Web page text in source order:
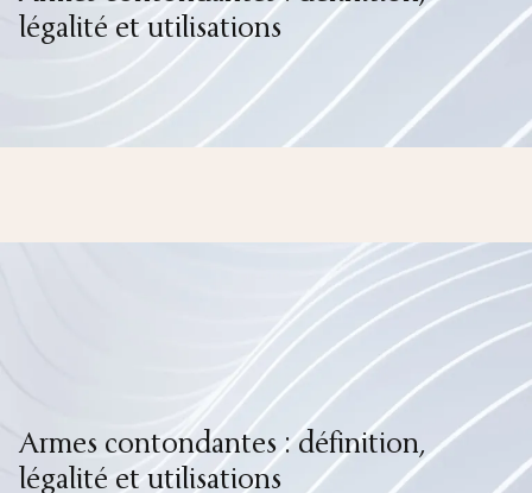
légalité et utilisations
Armes contondantes : définition,
légalité et utilisations